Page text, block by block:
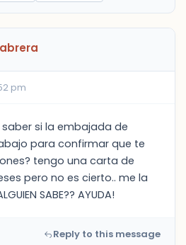
pm
si la embajada de
para confirmar que te
tengo una carta de
pero no es cierto.. me la
SABE?? AYUDA!
Reply to this message